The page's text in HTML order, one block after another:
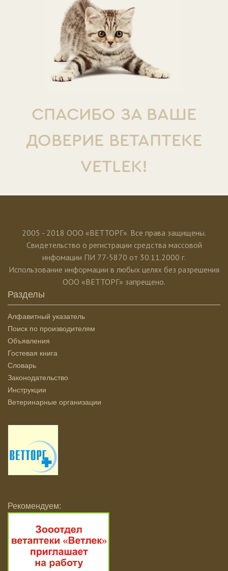
СПАСИБО ЗА ВАШЕ
ДОВЕРИЕ ВЕТАПТЕКЕ
VETLEK!
2005 - 2018 ООО «ВЕТТОРГ». Все права защищены.
Свидетельство о регистрации средства массовой
инфомации ПИ 77-5870 от 30.11.2000 г.
Использование информации в любых целях без разрешения
ООО «ВЕТТОРГ» запрещено.
Разделы
Алфавитный указатель
Поиск по производителям
Объявления
Гостевая книга
Словарь
Законодательство
Инструкции
Ветеринарные организации
Рекомендуем: